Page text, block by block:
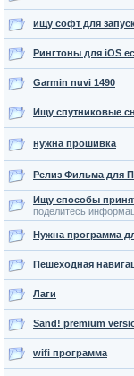
ищу софт для
Рингтоны для iOS
Garmin nuvi 1490
Ищу спутниковые
нужна прошивка
Релиз Фильма для
Ищу способы
поделитесь
Нужна программа
Пешеходная
Лаги
Sand! premium
wifi программа